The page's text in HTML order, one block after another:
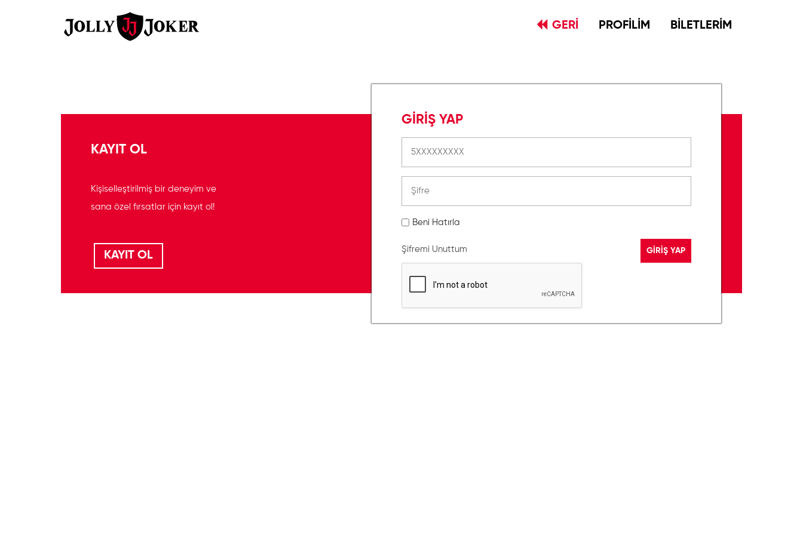
GERİ PROFİLİM BİLETLERİM
GİRİŞ YAP
Beni Hatırla
Şifremi Unuttum
KAYIT OL
Kişiselleştirilmiş bir deneyim ve
sana özel fırsatlar için kayıt ol!
KAYIT OL